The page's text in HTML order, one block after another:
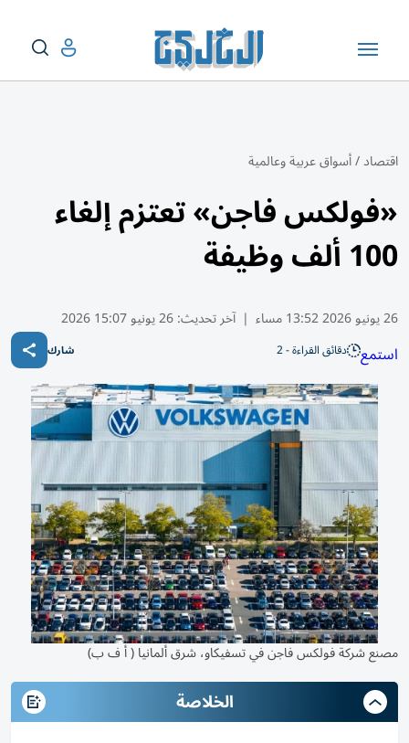
اقتصاد/أسواق عربية وعالمية
«فولكس فاجن» تعتزم إلغاء
100 ألف وظيفة
26 يونيو 2026 13:52 مساء | آخر تحديث:26 يونيو 15:07 2026
استمع دقائق القراءة - 2 شارك
مصنع شركة فولكس فاجن في تسفيكاو، شرق ألمانيا ( أ ف ب)
الخلاصة